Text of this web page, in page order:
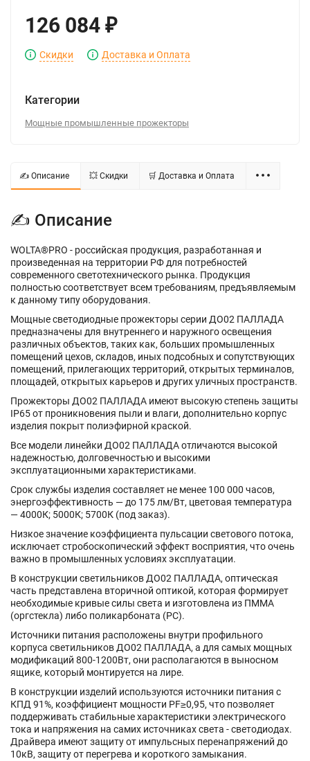
126 084 ₽
Скидки Доставка и Оплата
Категории
Мощные промышленные прожекторы
✍ Описание 💥 Скидки 🛒 Доставка и Оплата
✍ Описание
WOLTA®PRO - российская продукция, разработанная и
произведенная на территории РФ для потребностей
современного светотехнического рынка. Продукция
полностью соответствует всем требованиям, предъявляемым
к данному типу оборудования.
Мощные светодиодные прожекторы серии ДО02 ПАЛЛАДА
предназначены для внутреннего и наружного освещения
различных объектов, таких как, больших промышленных
помещений цехов, складов, иных подсобных и сопутствующих
помещений, прилегающих территорий, открытых терминалов,
площадей, открытых карьеров и других уличных пространств.
Прожекторы ДО02 ПАЛЛАДА имеют высокую степень защиты
IP65 от проникновения пыли и влаги, дополнительно корпус
изделия покрыт полиэфирной краской.
Все модели линейки ДО02 ПАЛЛАДА отличаются высокой
надежностью, долговечностью и высокими
эксплуатационными характеристиками.
Срок службы изделия составляет не менее 100 000 часов,
энергоэффективность — до 175 лм/Вт, цветовая температура
— 4000К; 5000К; 5700К (под заказ).
Низкое значение коэффициента пульсации светового потока,
исключает стробоскопический эффект восприятия, что очень
важно в промышленных условиях эксплуатации.
В конструкции светильников ДО02 ПАЛЛАДА, оптическая
часть представлена вторичной оптикой, которая формирует
необходимые кривые силы света и изготовлена из ПММА
(оргстекла) либо поликарбоната (РС).
Источники питания расположены внутри профильного
корпуса светильников ДО02 ПАЛЛАДА, а для самых мощных
модификаций 800-1200Вт, они располагаются в выносном
ящике, который монтируется на лире.
В конструкции изделий используются источники питания с
КПД 91%, коэффициент мощности PF≥0,95, что позволяет
поддерживать стабильные характеристики электрического
тока и напряжения на самих источниках света - светодиодах.
Драйвера имеют защиту от импульсных перенапряжений до
10кВ, защиту от перегрева и короткого замыкания.